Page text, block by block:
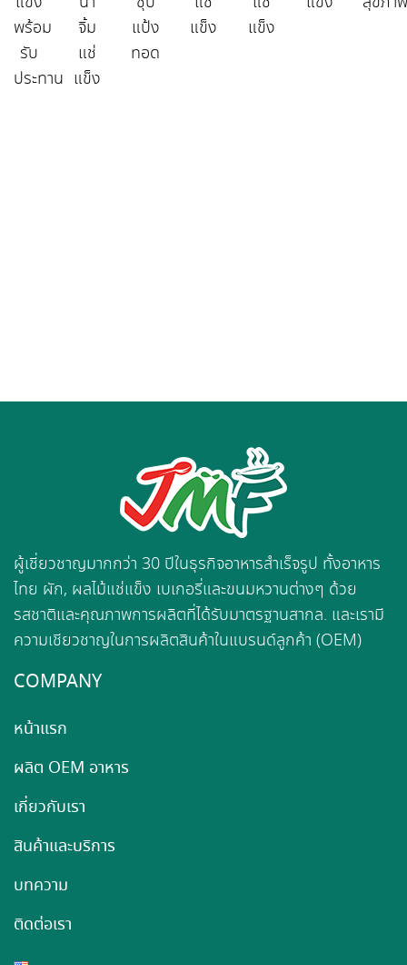
พร้อม
รับ
ประทาน
จิ้ม
แช่
แข็ง
แป้ง
ทอด
แข็ง
แข็ง
ผู้เชี่ยวชาญมากกว่า 30 ปีในธุรกิจอาหารสำเร็จรูป ทั้งอาหาร
ไทย ผัก, ผลไม้แช่แข็ง เบเกอรี่และขนมหวานต่างๆ ด้วย
รสชาติและคุณภาพการผลิตที่ได้รับมาตรฐานสากล. และเรามี
ความเชียวชาญในการผลิตสินค้าในแบรนด์ลูกค้า (OEM)
COMPANY
หน้าแรก
ผลิต OEM อาหาร
เกี่ยวกับเรา
สินค้าและบริการ
บทความ
ติดต่อเรา